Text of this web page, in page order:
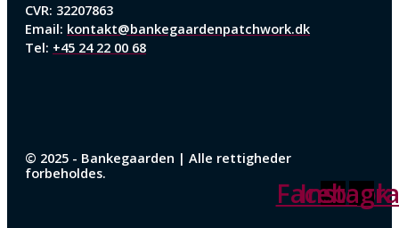
CVR: 32207863
Email: kontakt@bankegaardenpatchwork.dk
Tel: +45 24 22 00 68
© 2025 - Bankegaarden | Alle rettigheder
forbeholdes.
Facebook